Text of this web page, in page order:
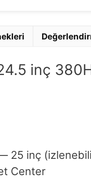
inç
25 inç
Center